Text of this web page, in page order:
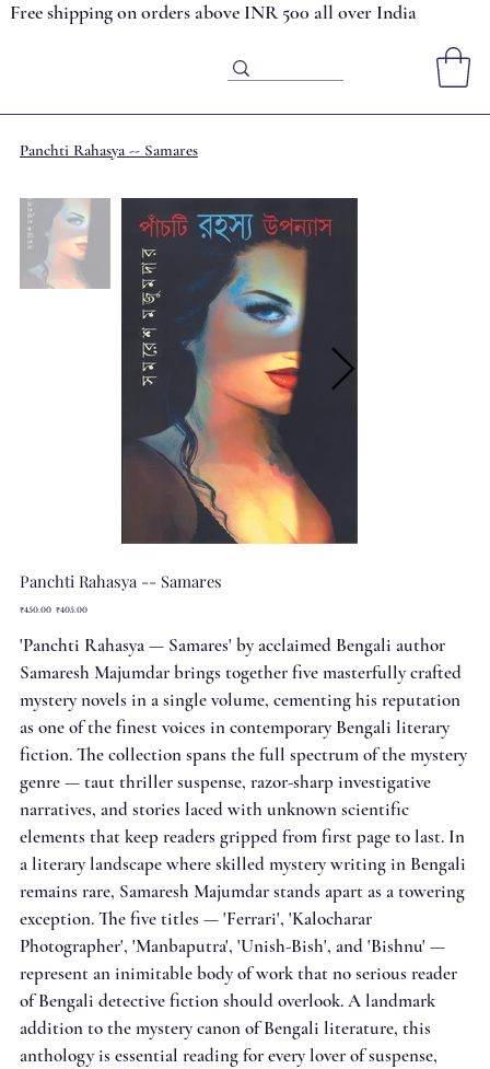
Free shipping on orders above INR 500 all over India
Panchti Rahasya -- Samares
Panchti Rahasya -- Samares
Original
₹450.00 Sale
₹405.00
'Panchti Rahasya — Samares' by acclaimed Bengali author
Samaresh Majumdar brings together five masterfully crafted
mystery novels in a single volume, cementing his reputation
as one of the finest voices in contemporary Bengali literary
fiction. The collection spans the full spectrum of the mystery
genre — taut thriller suspense, razor-sharp investigative
narratives, and stories laced with unknown scientific
elements that keep readers gripped from first page to last. In
a literary landscape where skilled mystery writing in Bengali
remains rare, Samaresh Majumdar stands apart as a towering
exception. The five titles — 'Ferrari', 'Kalocharar
Photographer', 'Manbaputra', 'Unish-Bish', and 'Bishnu' —
represent an inimitable body of work that no serious reader
of Bengali detective fiction should overlook. A landmark
addition to the mystery canon of Bengali literature, this
anthology is essential reading for every lover of suspense,